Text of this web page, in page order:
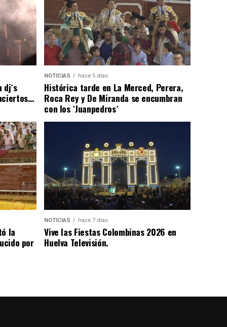
NOTICIAS hace 5 días
Histórica tarde en La Merced, Perera,
Roca Rey y De Miranda se encumbran
con los `Juanpedros´
la
por
NOTICIAS hace 7 días
Vive las Fiestas Colombinas 2026 en
Huelva Televisión.